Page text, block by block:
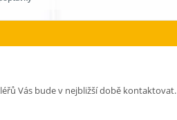
Vás bude v nejbližší době kontaktovat.